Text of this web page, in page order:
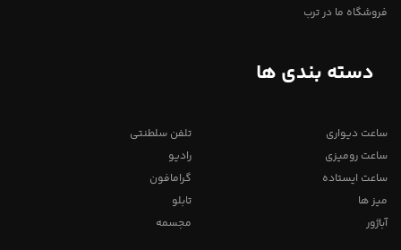
فروشگاه ما در ترب
دسته بندی ها
ساعت دیواری
ساعت رومیزی
ساعت ایستاده
میز ها
آباژور
تلفن سلطنتی
رادیو
گرامافون
تابلو
مجسمه